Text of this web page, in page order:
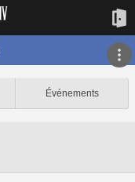
Événements